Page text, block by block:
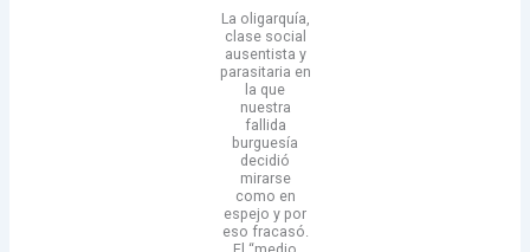
La oligarquía,
clase social
ausentista y
parasitaria en
la que
nuestra
fallida
burguesía
decidió
mirarse
como en
espejo y por
eso fracasó.